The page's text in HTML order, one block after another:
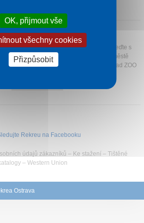
HOTEL PARK INN
Zalakaros
Načerpejte sílu ze zázraků přírody! Přijeďte s
námi do hotelu Park Inn v lázeňském městě
Zalakaros, kde můžete navštívit například ZOO
Rekreu na Facebooku
údajů zákazníků – Ke stažení – Tištěné
– Western Union
Ostrava
OK, přijmout vše
všechny cookies
Přizpůsobit